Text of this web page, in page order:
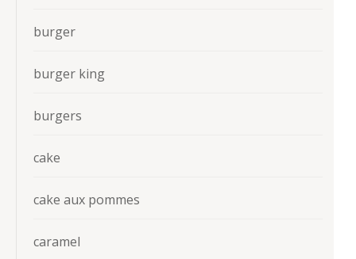
burger
burger king
burgers
cake
cake aux pommes
caramel